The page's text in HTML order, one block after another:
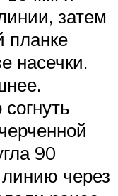
затем
планке
насечки.
90
линию через